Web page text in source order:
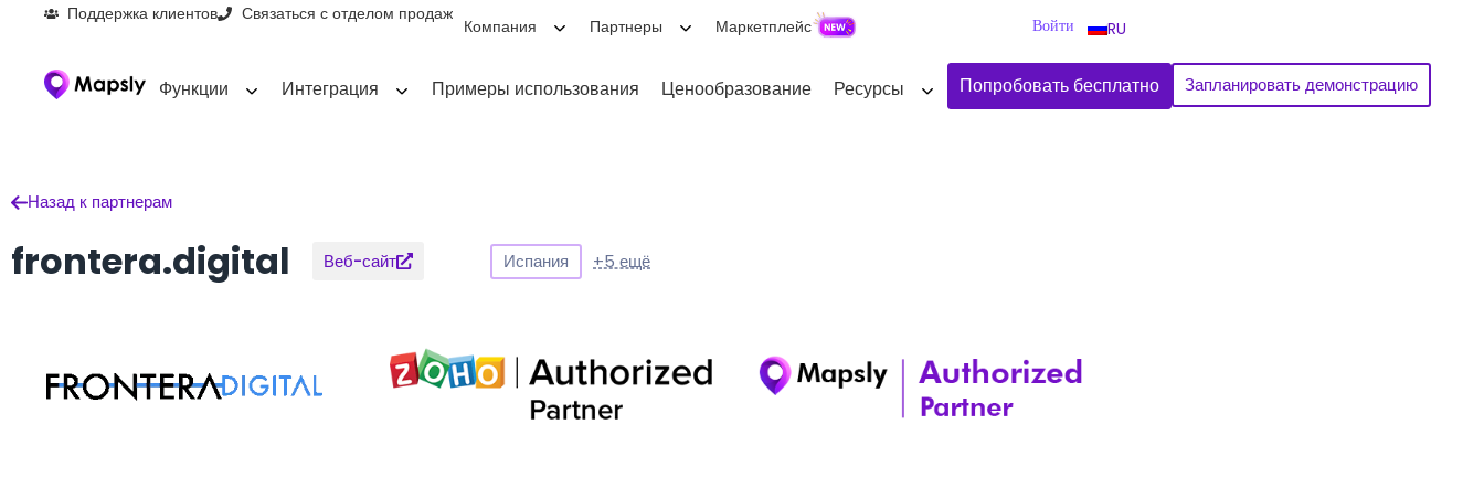
Поддержка клиентов Связаться с отделом продаж
Компания Партнеры Маркетплейс Войти RU
Функции Интеграция Примеры использования Ценообразование Ресурсы Попробовать бесплатно Запланировать демонстрацию
Назад к партнерам
frontera.digital Веб-сайт Испания +5 ещё